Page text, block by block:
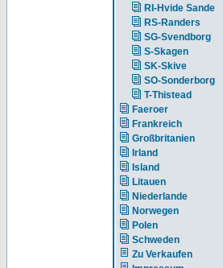
RI-Hvide Sande
RS-Randers
SG-Svendborg
S-Skagen
SK-Skive
SO-Sonderborg
T-Thistead
Faeroer
Frankreich
Großbritanien
Irland
Island
Litauen
Niederlande
Norwegen
Polen
Schweden
Zu Verkaufen